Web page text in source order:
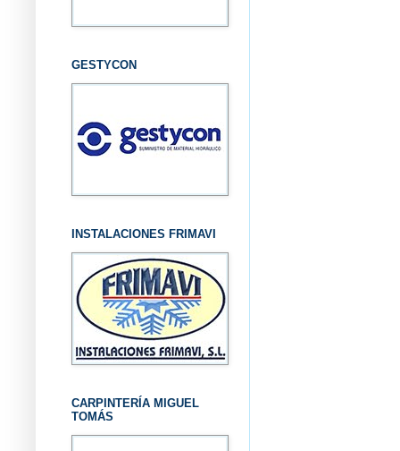
GESTYCON
INSTALACIONES FRIMAVI
CARPINTERÍA MIGUEL
TOMÁS